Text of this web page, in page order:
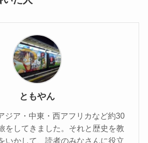
ともやん
ジア・中東・西アフリカなど約30
をしてきました。それと歴史を教
いかして、読者のみなさんに役立